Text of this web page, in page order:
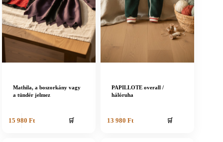
Mathila, a boszorkány vagy
a tündér jelmez
15 980 Ft 🛒
PAPILLOTE overall /
hálóruha
13 980 Ft 🛒